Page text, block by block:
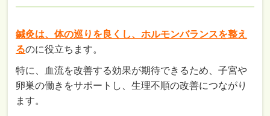
鍼灸は、体の巡りを良くし、ホルモンバランスを整え
るのに役立ちます。
特に、血流を改善する効果が期待できるため、子宮や
卵巣の働きをサポートし、生理不順の改善につながり
ます。